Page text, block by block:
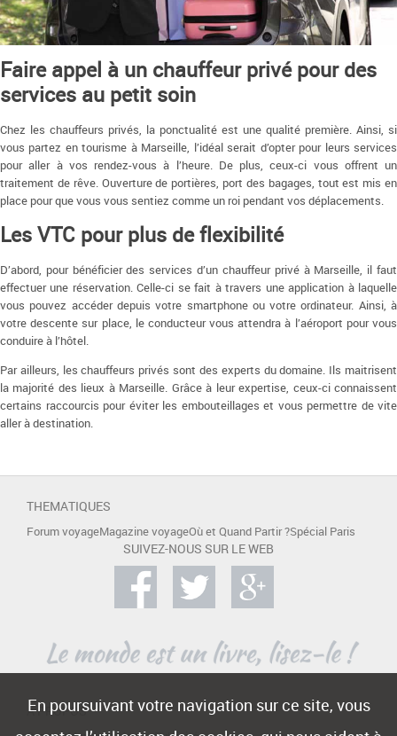
En poursuivant votre navigation sur ce site, vous
Faire appel à un chauffeur privé pour des
services au petit soin
Chez les chauffeurs privés, la ponctualité est une qualité première. Ainsi, si
vous partez en tourisme à Marseille, l’idéal serait d’opter pour leurs services
pour aller à vos rendez-vous à l’heure. De plus, ceux-ci vous offrent un
traitement de rêve. Ouverture de portières, port des bagages, tout est mis en
place pour que vous vous sentiez comme un roi pendant vos déplacements.
Les VTC pour plus de flexibilité
D’abord, pour bénéficier des services d’un chauffeur privé à Marseille, il faut
effectuer une réservation. Celle-ci se fait à travers une application à laquelle
vous pouvez accéder depuis votre smartphone ou votre ordinateur. Ainsi, à
votre descente sur place, le conducteur vous attendra à l’aéroport pour vous
conduire à l’hôtel.
Par ailleurs, les chauffeurs privés sont des experts du domaine. Ils maitrisent
la majorité des lieux à Marseille. Grâce à leur expertise, ceux-ci connaissent
certains raccourcis pour éviter les embouteillages et vous permettre de vite
aller à destination.
THEMATIQUES
Forum voyageMagazine voyageOù et Quand Partir ?Spécial Paris
SUIVEZ-NOUS SUR LE WEB
A PROPOS